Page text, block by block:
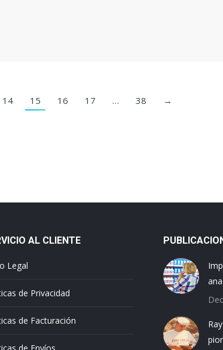
14 15 16 17 … 38 →
AL CLIENTE
Legal
de Privacidad
de Facturación